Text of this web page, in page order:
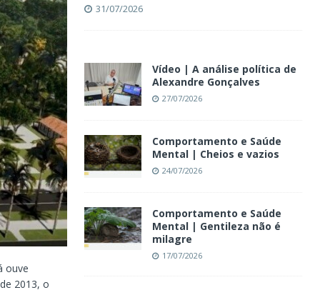
ouve
2013, o
31/07/2026
Vídeo | A análise política de
Alexandre Gonçalves
27/07/2026
Comportamento e Saúde
Mental | Cheios e vazios
24/07/2026
Comportamento e Saúde
Mental | Gentileza não é
milagre
17/07/2026